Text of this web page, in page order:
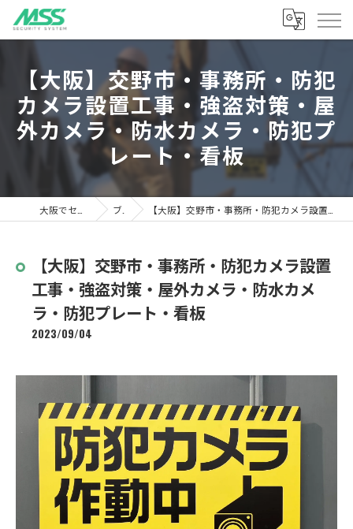
【大阪】交野市・事務所・防犯
カメラ設置工事・強盗対策・屋
外カメラ・防水カメラ・防犯プ
レート・看板
ブログ 【大阪】交野市・事務所・防犯カメラ設置工事・強盗対策・屋外カメラ・防水カメラ・防犯プレート・看板
【大阪】交野市・事務所・防犯カメラ設置
工事・強盗対策・屋外カメラ・防水カメ
ラ・防犯プレート・看板
2023/09/04